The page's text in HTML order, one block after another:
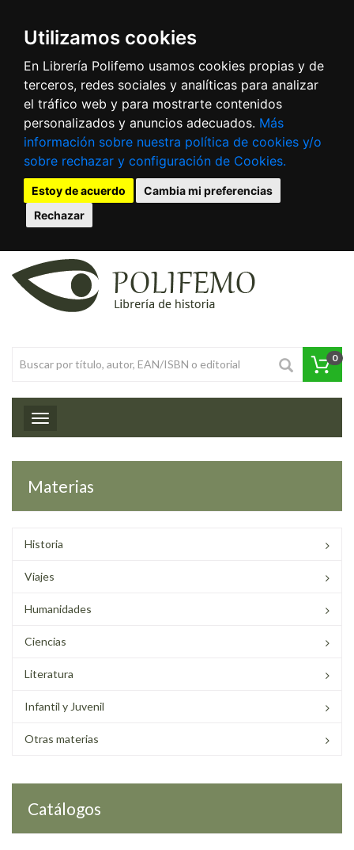
Utilizamos cookies
En Librería Polifemo usamos cookies propias y de
terceros, redes sociales y analíticas para analizar
el tráfico web y para mostrarte contenidos
personalizados y anuncios adecuados. Más
información sobre nuestra política de cookies y/o
sobre rechazar y configuración de Cookies.
Estoy de acuerdo
Cambia mi preferencias
Rechazar
0
Toggle navigation
Materias
Historia
Viajes
Humanidades
Ciencias
Literatura
Infantil y Juvenil
Otras materias
Catálogos